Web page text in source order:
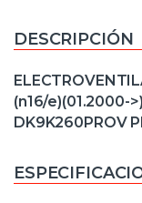
DESCRIPCIÓN
(n16/e)(01.2000-
DK9K260PROV